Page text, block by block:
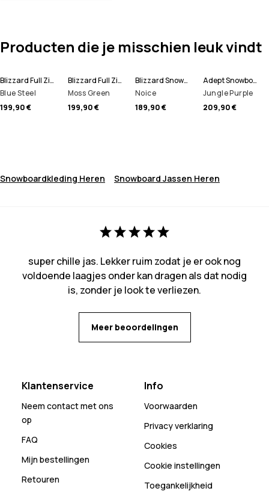
Producten die je misschien leuk vindt
Blizzard Full Zip Snowboard jas Men
Blue Steel
199,90 €
Blizzard Full Zip Snowboard jas Men
Moss Green
199,90 €
Blizzard Snowboard jas Men
Noice
189,90 €
Adept Snowboard jas Men
Jungle Purple
209,90 €
Snowboardkleding Heren Snowboard Jassen Heren
super chille jas. Lekker ruim zodat je er ook nog
voldoende laagjes onder kan dragen als dat nodig
is, zonder je look te verliezen.
Meer beoordelingen
Klantenservice
Neem contact met ons
op
FAQ
Mijn bestellingen
Retouren
Info
Voorwaarden
Privacy verklaring
Cookies
Cookie instellingen
Toegankelijkheid